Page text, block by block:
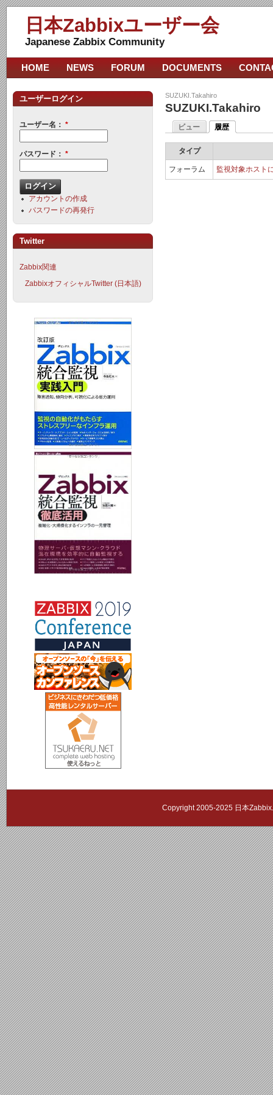
日本Zabbixユーザー会
Japanese Zabbix Community
SUZUKI.Takahiro
SUZUKI.Takahiro
ビュー 履歴
タイプ
フォーラム 監視対象ホスト
HOME NEWS FORUM DOCUMENTS
ユーザーログイン
ユーザー名： *
パスワード： *
アカウントの作成
パスワードの再発行
Twitter
Zabbix関連
ZabbixオフィシャルTwitter (日本語)
Copyright 2005-2025 日本